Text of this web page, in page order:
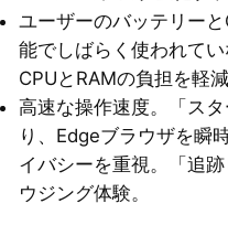
ユーザーのバッテリー
能でしばらく使われて
CPUとRAMの負担を軽減
高速な操作速度。「ス
り、Edgeブラウザを瞬
イバシーを重視。「追
ウジング体験。